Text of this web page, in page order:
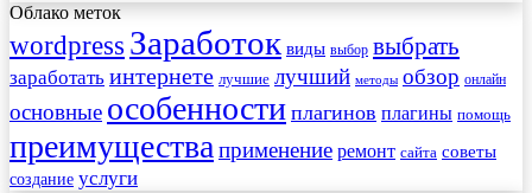
Облако меток
wordpress Заработок виды выбор выбрать
заработать интернете лучшие лучший методы обзор онлайн
основные особенности плагинов плагины помощь
преимущества применение ремонт сайта советы
создание услуги